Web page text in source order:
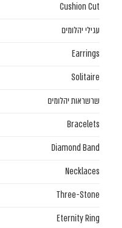
Cushion Cut
עגילי יהלומים
Earrings
Solitaire
שרשראות יהלומים
Bracelets
Diamond Band
Necklaces
Three-Stone
Eternity Ring